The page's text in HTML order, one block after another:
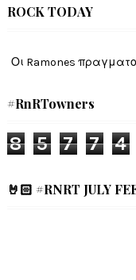
ROCK TODAY
Οι Ramones
#RnRTowners
8 5 7 7 4
🤘🏻 #RNRT JULY